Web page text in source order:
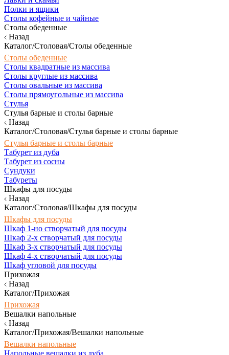
Полки и ящики
Столы кофейные и чайные
Столы обеденные
Назад
Каталог/Столовая/Столы обеденные
Столы обеденные
Столы квадратные из массива
Столы круглые из массива
Столы овальные из массива
Столы прямоугольные из массива
Стулья
Стулья барные и столы барные
Назад
Каталог/Столовая/Стулья барные и столы барные
Стулья барные и столы барные
Табурет из дуба
Табурет из сосны
Сундуки
Табуреты
Шкафы для посуды
Назад
Каталог/Столовая/Шкафы для посуды
Шкафы для посуды
Шкаф 1-но створчатый для посуды
Шкаф 2-х створчатый для посуды
Шкаф 3-х створчатый для посуды
Шкаф 4-х створчатый для посуды
Шкаф угловой для посуды
Прихожая
Назад
Каталог/Прихожая
Прихожая
Вешалки напольные
Назад
Каталог/Прихожая/Вешалки напольные
Вешалки напольные
Напольные вешалки из дуба